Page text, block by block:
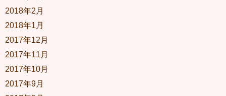
2018年2月
2018年1月
2017年12月
2017年11月
2017年10月
2017年9月